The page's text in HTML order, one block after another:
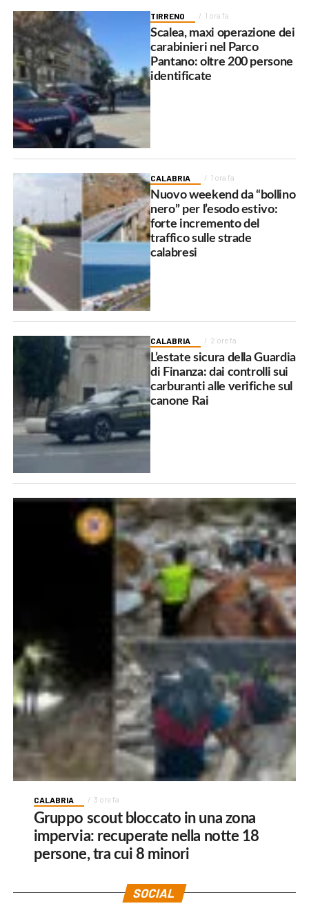
TIRRENO 1 ora fa
Scalea, maxi operazione dei
carabinieri nel Parco
Pantano: oltre 200 persone
identificate
CALABRIA 1 ora fa
Nuovo weekend da “bollino
nero” per l’esodo estivo:
forte incremento del
traffico sulle strade
calabresi
CALABRIA 2 ore fa
L’estate sicura della Guardia
di Finanza: dai controlli sui
carburanti alle verifiche sul
canone Rai
CALABRIA 3 ore fa
Gruppo scout bloccato in una zona
impervia: recuperate nella notte 18
persone, tra cui 8 minori
SOCIAL